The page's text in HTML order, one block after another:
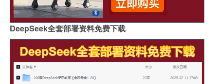
DeepSeek全套部署资料免费下载